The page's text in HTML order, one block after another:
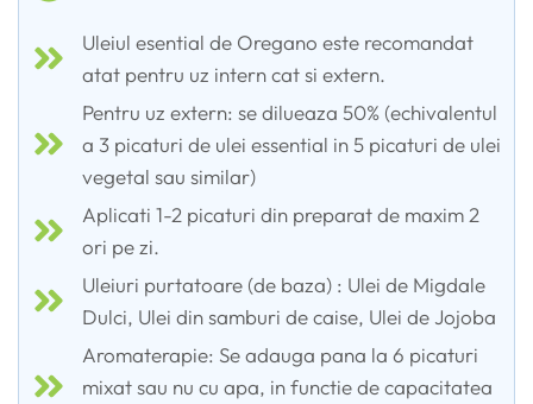
Uleiul esential de Oregano este recomandat
atat pentru uz intern cat si extern.
Pentru uz extern: se dilueaza 50% (echivalentul
a 3 picaturi de ulei essential in 5 picaturi de ulei
vegetal sau similar)
Aplicati 1-2 picaturi din preparat de maxim 2
ori pe zi.
Uleiuri purtatoare (de baza) : Ulei de Migdale
Dulci, Ulei din samburi de caise, Ulei de Jojoba
Aromaterapie: Se adauga pana la 6 picaturi
mixat sau nu cu apa, in functie de capacitatea